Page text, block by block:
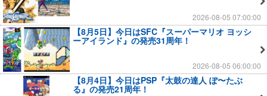
2026-08-05 07:00:00
【8月5日】今日はSFC『スーパーマリオ ヨッシ
ーアイランド』の発売31周年！
2026-08-05 06:00:00
【8月4日】今日はPSP『太鼓の達人 ぽ〜たぶ
る』の発売21周年！